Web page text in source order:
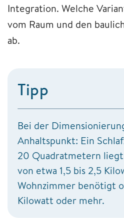
Integration. Welche
vom Raum und den
ab.
Tipp
Bei der
Anhaltspunkt: Ein
20 Quadratmetern
von etwa 1,5 bis 2,5
Wohnzimmer benötigt
Kilowatt oder mehr.